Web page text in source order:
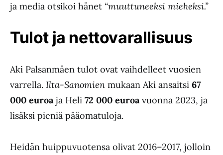
ja media otsikoi hänet “muuttuneeksi mieheksi.”
Tulot ja nettovarallisuus
Aki Palsanmäen tulot ovat vaihdelleet vuosien
varrella. Ilta-Sanomien mukaan Aki ansaitsi 67
000 euroaja Heli 72 000 euroavuonna 2023, ja
lisäksi pieniä pääomatuloja.
Heidän huippuvuotensa olivat 2016–2017, jolloin